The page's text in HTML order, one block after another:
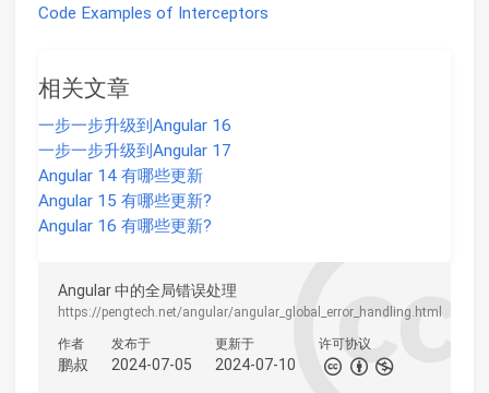
Code Examples of Interceptors
相关文章
一步一步升级到Angular 16
一步一步升级到Angular 17
Angular 14 有哪些更新
Angular 15 有哪些更新?
Angular 16 有哪些更新?
Angular 中的全局错误处理
https://pengtech.net/angular/angular_global_error_handling.html
作者
鹏叔
发布于
2024-07-05
更新于
2024-07-10
许可协议